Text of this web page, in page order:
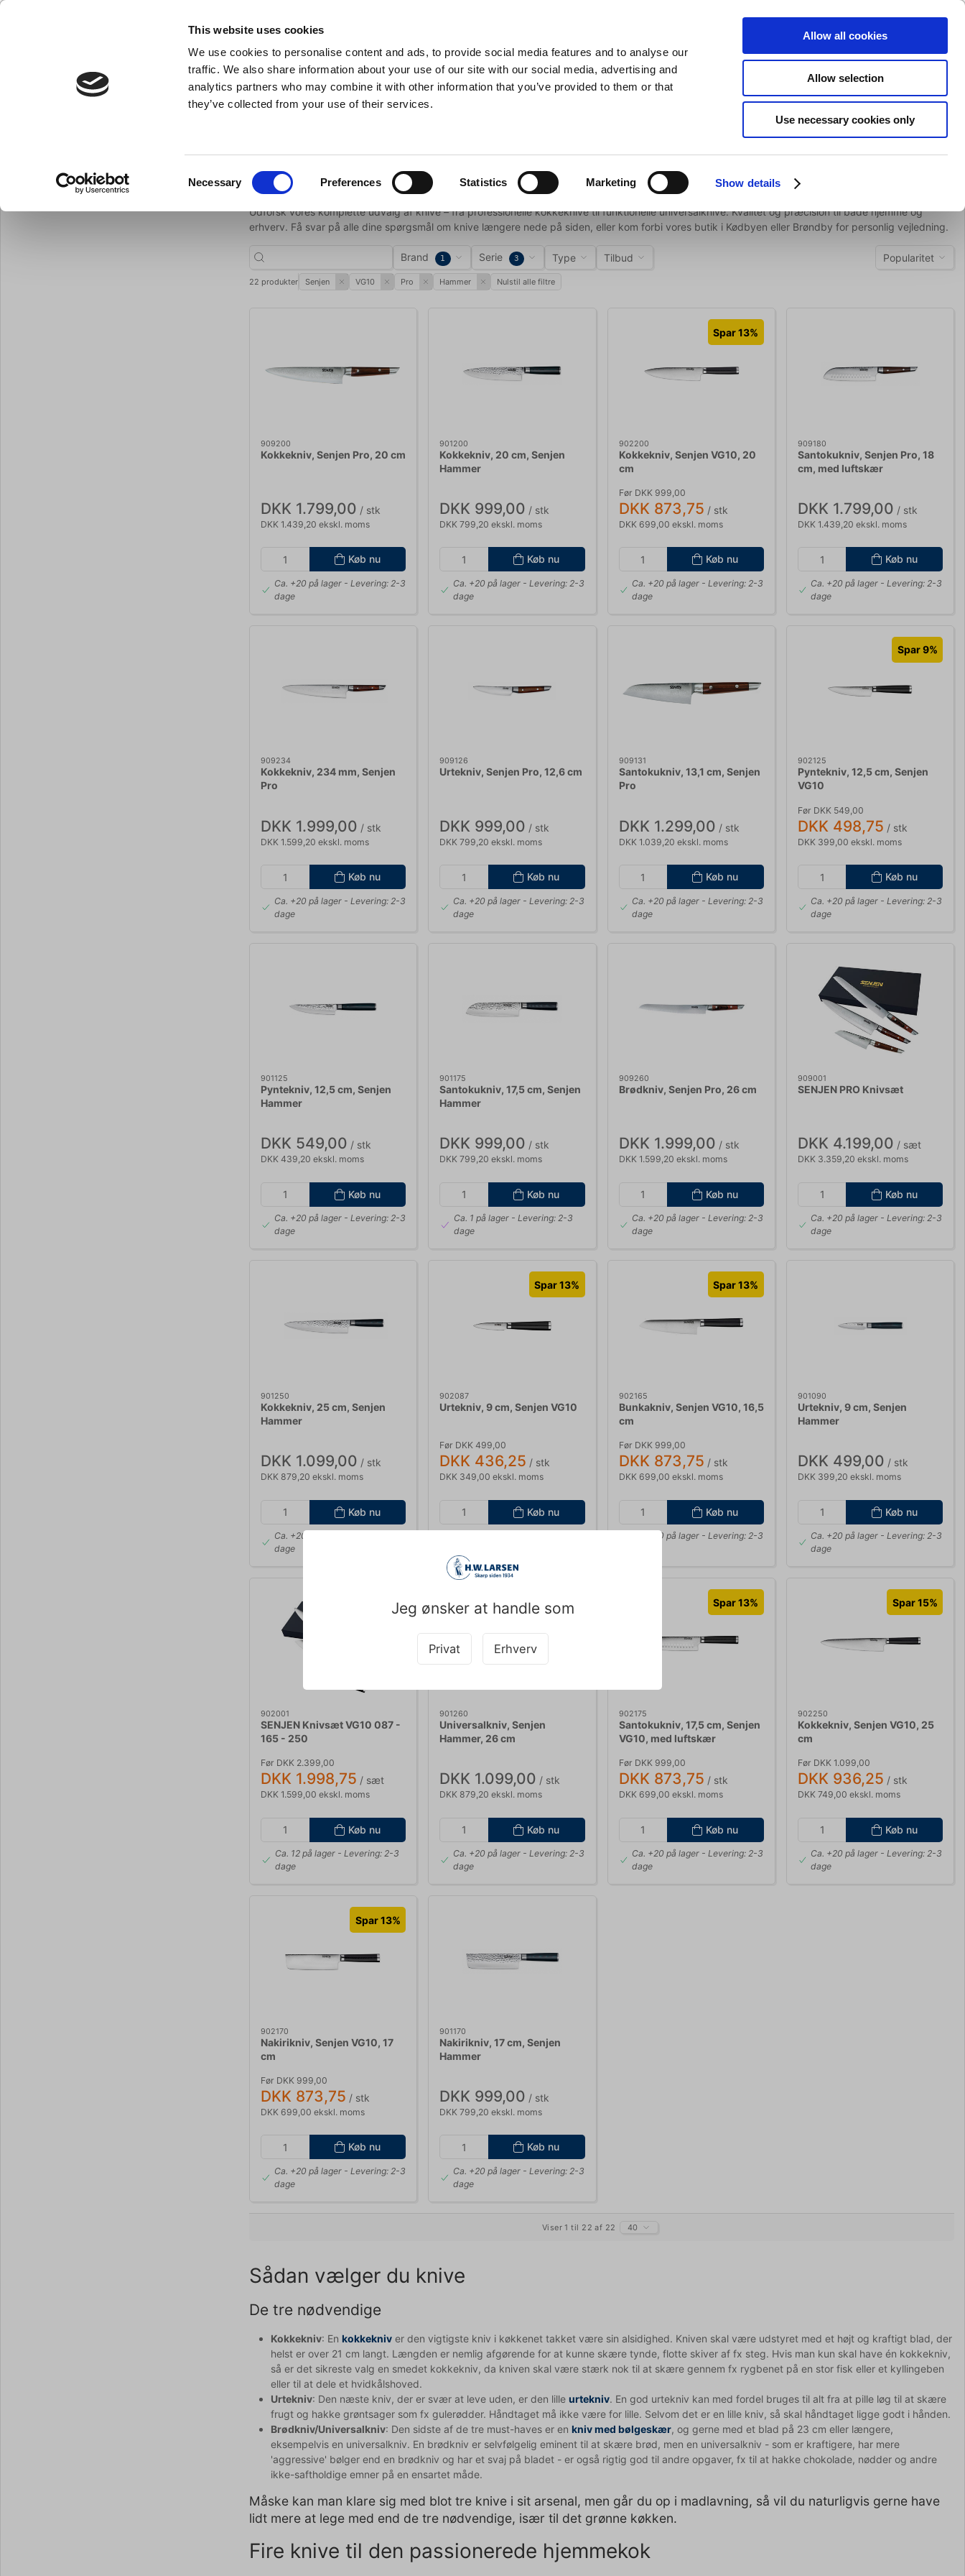
This website uses cookies
We use cookies to personalise content and ads, to provide social media features and to analyse our
traffic. We also share information about your use of our site with our social media, advertising and
analytics partners who may combine it with other information that you’ve provided to them or that
they’ve collected from your use of their services.
Necessary Preferences Statistics Marketing Show details
Allow all cookies
Allow selection
Use necessary cookies only
- Køkkenudstyr til professionelle og entusiaster Søg Indkøbskurv (0)
Køkkenredskaber Gryder & Pander Grill Barudstyr Tilbud Brands Slibning
Jeg ønsker at handle som
Privat Erhverv
Tilbage til Knive og strygestål Alle knive
Udforsk vores komplette udvalg af knive – fra professionelle kokkeknive til funktionelle universalknive. Kvalitet og præcision til både hjemme og
erhverv. Få svar på alle dine spørgsmål om knive længere nede på siden, eller kom forbi vores butik i Kødbyen eller Brøndby for personlig vejledning.
Brand 1 Serie 3 Type Tilbud Popularitet
22 produkter Senjen VG10 Pro Hammer Nulstil alle filtre
909200
Kokkekniv, Senjen Pro, 20 cm
DKK 1.799,00 / stk
DKK 1.439,20 ekskl. moms
Køb nu
Ca. +20 på lager- Levering: 2-3
dage
901200
Kokkekniv, 20 cm, Senjen
Hammer
DKK 999,00 / stk
DKK 799,20 ekskl. moms
Køb nu
Ca. +20 på lager - Levering: 2-3
dage
Spar 13%
902200
Kokkekniv, Senjen VG10, 20
cm
Før DKK 999,00
DKK 873,75 / stk
DKK 699,00 ekskl. moms
Køb nu
Ca. +20 på lager - Levering: 2-3
dage
909180
Santokukniv, Senjen Pro, 18
cm, med luftskær
DKK 1.799,00 / stk
DKK 1.439,20 ekskl. moms
Køb nu
Ca. +20 på lager - Levering: 2-3
dage
909234
Kokkekniv, 234 mm, Senjen
Pro
DKK 1.999,00 / stk
DKK 1.599,20 ekskl. moms
Køb nu
Ca. +20 på lager- Levering: 2-3
dage
909126
Urtekniv, Senjen Pro, 12,6 cm
DKK 999,00 / stk
DKK 799,20 ekskl. moms
Køb nu
Ca. +20 på lager - Levering: 2-3
dage
909131
Santokukniv, 13,1 cm, Senjen
Pro
DKK 1.299,00 / stk
DKK 1.039,20 ekskl. moms
Køb nu
Ca. +20 på lager - Levering: 2-3
dage
Spar 9%
902125
Pyntekniv, 12,5 cm, Senjen
VG10
Før DKK 549,00
DKK 498,75 / stk
DKK 399,00 ekskl. moms
Køb nu
Ca. +20 på lager - Levering: 2-3
dage
901125
Pyntekniv, 12,5 cm, Senjen
Hammer
DKK 549,00 / stk
DKK 439,20 ekskl. moms
Køb nu
Ca. +20 på lager- Levering: 2-3
dage
901175
Santokukniv, 17,5 cm, Senjen
Hammer
DKK 999,00 / stk
DKK 799,20 ekskl. moms
Køb nu
Ca. 1 på lager - Levering: 2-3
dage
909260
Brødkniv, Senjen Pro, 26 cm
DKK 1.999,00 / stk
DKK 1.599,20 ekskl. moms
Køb nu
Ca. +20 på lager - Levering: 2-3
dage
909001
SENJEN PRO Knivsæt
DKK 4.199,00 / sæt
DKK 3.359,20 ekskl. moms
Køb nu
Ca. +20 på lager - Levering: 2-3
dage
901250
Kokkekniv, 25 cm, Senjen
Hammer
DKK 1.099,00 / stk
DKK 879,20 ekskl. moms
Køb nu
Ca. +20 på lager
dage
Spar 13%
902087
Urtekniv, 9 cm, Senjen VG10
Før DKK 499,00
DKK 436,25 / stk
DKK 349,00 ekskl. moms
Køb nu
Spar 13%
902165
Bunkakniv, Senjen VG10, 16,5
cm
Før DKK 999,00
DKK 873,75 / stk
DKK 699,00 ekskl. moms
Køb nu
Ca. +20 på lager - Levering: 2-3
901090
Urtekniv, 9 cm, Senjen
Hammer
DKK 499,00 / stk
DKK 399,20 ekskl. moms
Køb nu
Ca. +20 på lager - Levering: 2-3
dage
Spar 17%
902001
SENJEN Knivsæt VG10 087 -
165 - 250
Før DKK 2.399,00
DKK 1.998,75 / sæt
DKK 1.599,00 ekskl. moms
Køb nu
Ca. 12 på lager- Levering: 2-3
dage
901260
Universalkniv, Senjen
Hammer, 26 cm
DKK 1.099,00 / stk
DKK 879,20 ekskl. moms
Køb nu
Ca. +20 på lager - Levering: 2-3
dage
Spar 13%
902175
Santokukniv, 17,5 cm, Senjen
VG10, med luftskær
Før DKK 999,00
DKK 873,75 / stk
DKK 699,00 ekskl. moms
Køb nu
Ca. +20 på lager - Levering: 2-3
dage
Spar 15%
902250
Kokkekniv, Senjen VG10, 25
cm
Før DKK 1.099,00
DKK 936,25 / stk
DKK 749,00 ekskl. moms
Køb nu
Ca. +20 på lager - Levering: 2-3
dage
Spar 13%
902170
Nakirikniv, Senjen VG10, 17
cm
Før DKK 999,00
DKK 873,75 / stk
DKK 699,00 ekskl. moms
Køb nu
Ca. +20 på lager- Levering: 2-3
dage
901170
Nakirikniv, 17 cm, Senjen
Hammer
DKK 999,00 / stk
DKK 799,20 ekskl. moms
Køb nu
Ca. +20 på lager - Levering: 2-3
dage
Viser 1 til 22 af 22 40
Sådan vælger du knive
De tre nødvendige
Kokkekniv: Enkokkekniv er den vigtigste kniv i køkkenet takket være sin alsidighed. Kniven skal være udstyret med et højt og kraftigt blad, der
helst er over 21 cm langt. Længden er nemlig afgørende for at kunne skære tynde, flotte skiver af fx steg. Hvis man kun skal have én kokkekniv,
så er det sikreste valg en smedet kokkekniv, da kniven skal være stærk nok til at skære gennem fx rygbenet på en stor fisk eller et kyllingeben
eller til at dele et hvidkålshoved.
Urtekniv: Den næste kniv, der er svær at leve uden, er den lilleurtekniv. En god urtekniv kan med fordel bruges til alt fra at pille løg til at skære
frugt og hakke grøntsager som fx gulerødder. Håndtaget må ikke være for lille. Selvom det er en lille kniv, så skal håndtaget ligge godt i hånden.
Brødkniv/Universalkniv: Den sidste af de tre must-haves er enkniv med bølgeskær, og gerne med et blad på 23 cm eller længere,
eksempelvis en universalkniv. En brødkniv er selvfølgelig eminent til at skære brød, men en universalkniv - som er kraftigere, har mere
'aggressive' bølger end en brødkniv og har et svaj på bladet - er også rigtig god til andre opgaver, fx til at hakke chokolade, nødder og andre
ikke-saftholdige emner på en ensartet måde.
Måske kan man klare sig med blot tre knive i sit arsenal, men går du op i madlavning, så vil du naturligvis gerne have
lidt mere at lege med end de tre nødvendige, især til det grønne køkken.
Fire knive til den passionerede hjemmekok